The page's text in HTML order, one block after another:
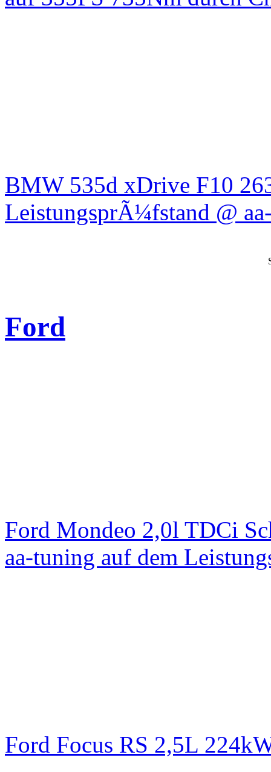
BMW 535d xDrive F10
LeistungsprÃ¼fstand @
Ford
Ford Mondeo 2,0l TDCi
aa-tuning auf dem
Ford Focus RS 2,5L